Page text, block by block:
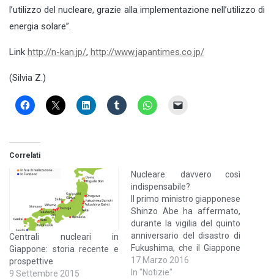
l’utilizzo del nucleare, grazie alla implementazione nell’utilizzo di
energia solare”.
Link http://n-kan.jp/, http://www.japantimes.co.jp/
(Silvia Z.)
Correlati
Centrali nucleari in
Giappone: storia recente e
prospettive
9 Settembre 2015
Nucleare: davvero così
indispensabile?
Il primo ministro giapponese
Shinzo Abe ha affermato,
durante la vigilia del quinto
anniversario del disastro di
Fukushima, che il Giappone
non può fare a meno del
nucleare. In considerazione
17 Marzo 2016
In "Notizie"